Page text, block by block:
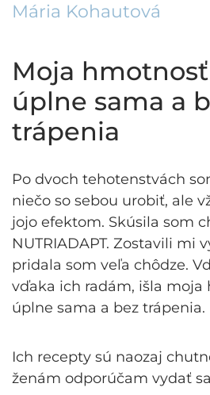
Mária Kohautová
Moja
úplne sama a
trápenia
Po dvoch tehotenstvách
niečo so sebou urobiť, ale
jojo efektom. Skúsila som
NUTRIADAPT. Zostavili mi
pridala som veľa chôdze.
vďaka ich radám, išla moja
úplne sama a bez trápenia.
Ich recepty sú naozaj
ženám odporúčam vydať